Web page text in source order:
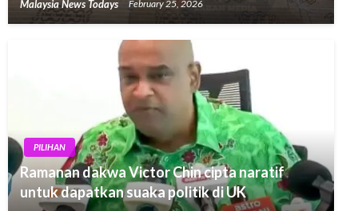
Malaysia News Todays February 25, 2026
PILIHAN
Ramanan dakwa Victor Chin cipta naratif
untuk dapatkan suaka politik di UK